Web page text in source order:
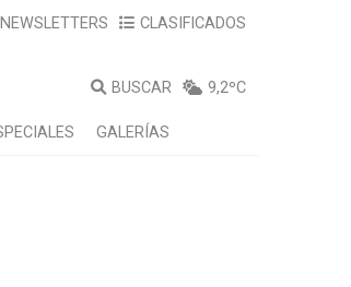
NEWSLETTERS CLASIFICADOS
BUSCAR 9,2ºC
GALERÍAS